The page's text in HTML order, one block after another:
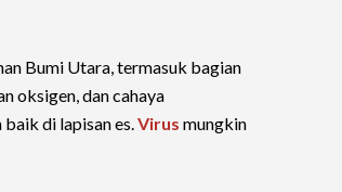
Bumi Utara, termasuk bagian
oksigen, dan cahaya
di lapisan es.Virus mungkin